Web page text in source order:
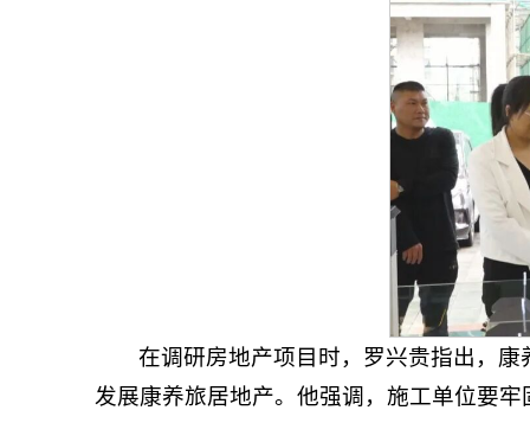
在调研房地产项目时，罗兴贵指出，
发展康养旅居地产。他强调，施工单位要